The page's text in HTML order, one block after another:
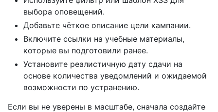
выбора оповещений.
Добавьте чёткое описание цели кампании.
Включите ссылки на учебные материалы,
которые вы подготовили ранее.
Установите реалистичную дату сдачи на
основе количества уведомлений и ожидаемой
возможности по устранению.
Если вы не уверены в масштабе, сначала создайте